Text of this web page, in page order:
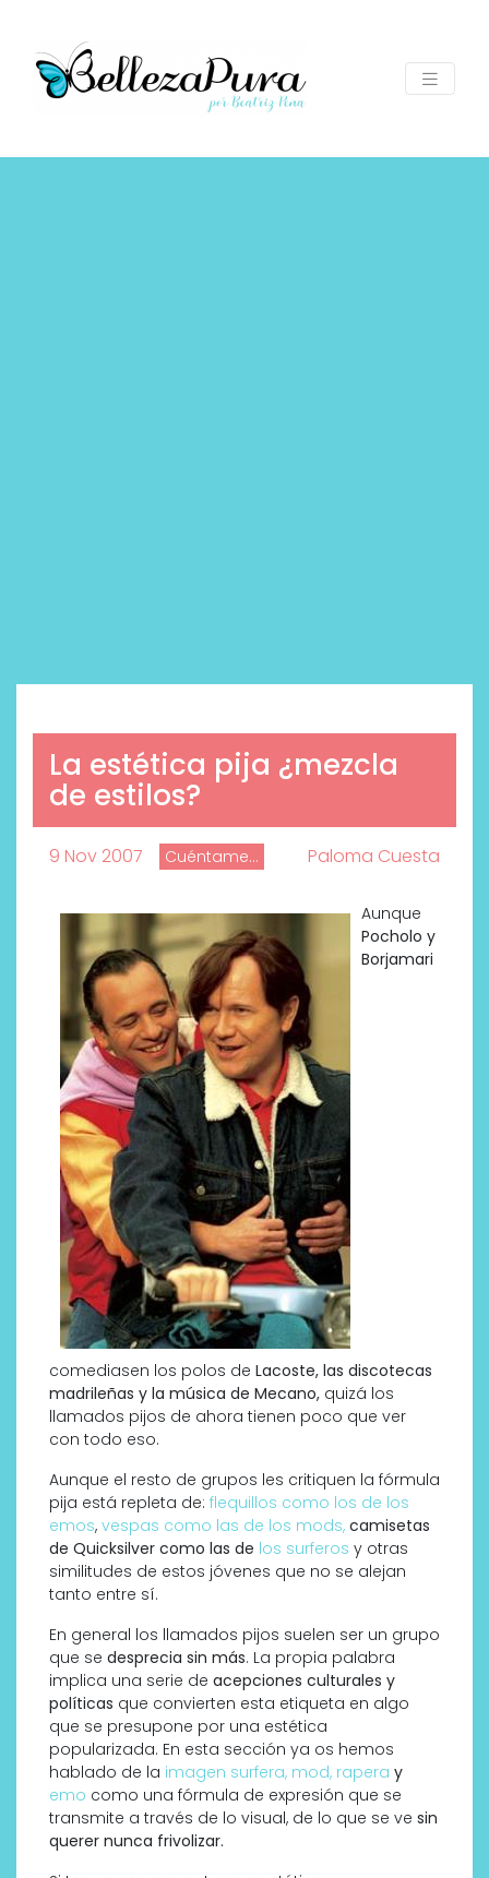
La estética pija ¿mezcla
de estilos?
9 Nov 2007 Cuéntame... Paloma Cuesta
Aunque
Pocholo y
Borjamari
comediasen los polos de Lacoste, las discotecas
madrileñas y la música de Mecano, quizá los
llamados pijos de ahora tienen poco que ver
con todo eso.
Aunque el resto de grupos les critiquen la fórmula
pija está repleta de: flequillos como los de los
emos, vespas como las de los mods, camisetas
de Quicksilver como las de los surferos y otras
similitudes de estos jóvenes que no se alejan
tanto entre sí.
En general los llamados pijos suelen ser un grupo
que se desprecia sin más. La propia palabra
implica una serie de acepciones culturales y
políticas que convierten esta etiqueta en algo
que se presupone por una estética
popularizada. En esta sección ya os hemos
hablado de la imagen surfera, mod, rapera y
emo como una fórmula de expresión que se
transmite a través de lo visual, de lo que se ve sin
querer nunca frivolizar.